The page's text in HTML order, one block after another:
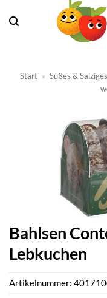
Inhalt
Start » Süßes & Salziges
Bahlsen
Lebkuchen
Artikelnummer: